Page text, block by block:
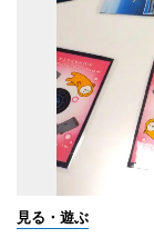
見る・遊ぶ